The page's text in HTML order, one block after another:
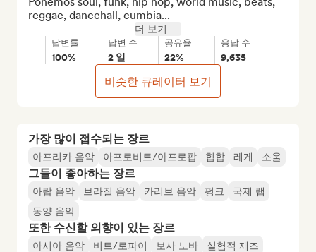
가장 많이 접수되는 장르
아프리카 음악 아프로비트/아프로팝 힙합 레게 소울
그들이 좋아하는 장르
아랍 음악 브라질 음악 카리브 음악 펑크
국제 랩
동양 음악
또한 수신할 의향이 있는 장르
아시아 음악 비트/로파이 보사 노바
실험적 재즈
reggae, dancehall, cumbia...
더 보기
답변률
100%
답변 수
2 일
공유율
22%
응답 수
9,635
비슷한 큐레이터 보기